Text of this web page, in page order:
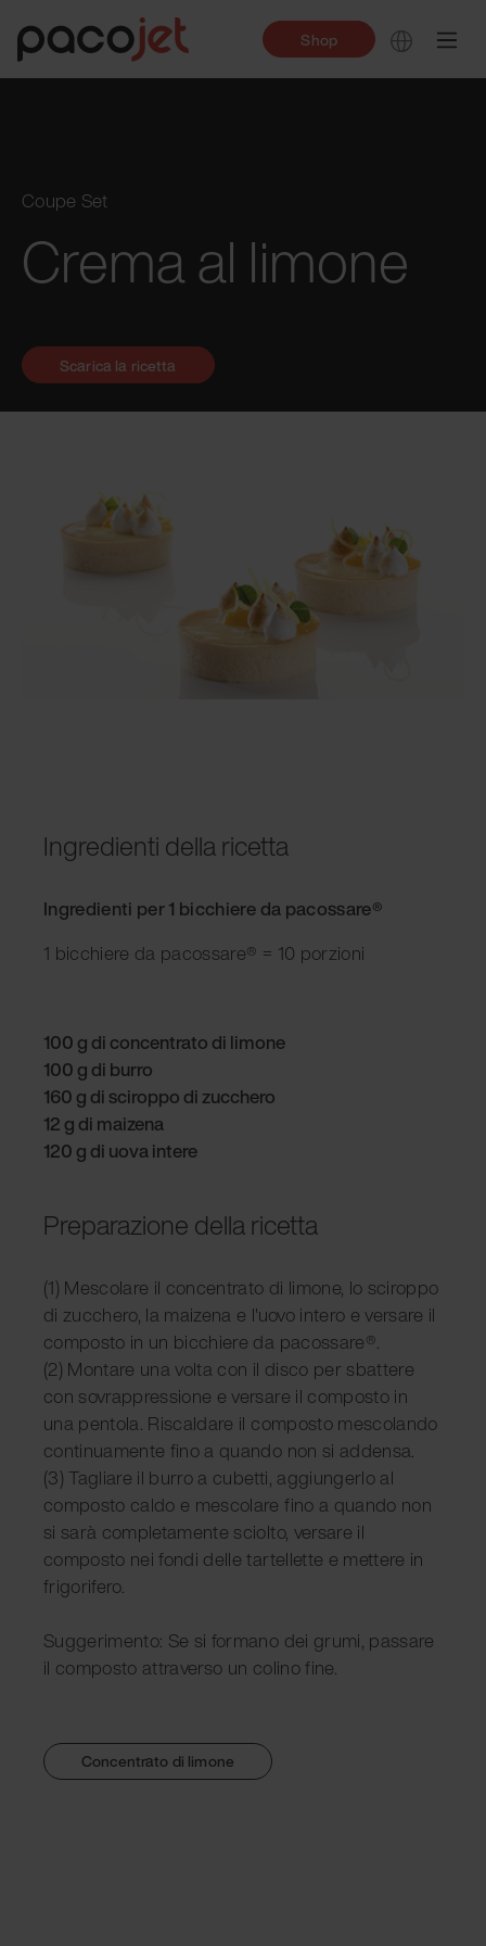
Shop
Coupe Set
Crema al limone
Ingredienti della ricetta
Ingredienti per 1 bicchiere da pacossare®
1 bicchiere da pacossare® = 10 porzioni
100 g di concentrato di limone
100 g di burro
160 g di sciroppo di zucchero
12 g di maizena
120 g di uova intere
Preparazione della ricetta
(1) Mescolare il concentrato di limone, lo sciroppo
di zucchero, la maizena e l'uovo intero e versare il
composto in un bicchiere da pacossare®.
(2) Montare una volta con il disco per sbattere
con sovrappressione e versare il composto in
una pentola. Riscaldare il composto mescolando
continuamente fino a quando non si addensa.
(3) Tagliare il burro a cubetti, aggiungerlo al
composto caldo e mescolare fino a quando non
si sarà completamente sciolto, versare il
composto nei fondi delle tartellette e mettere in
frigorifero.
Suggerimento: Se si formano dei grumi, passare
il composto attraverso un colino fine.
Concentrato di limone
Scarica la ricetta